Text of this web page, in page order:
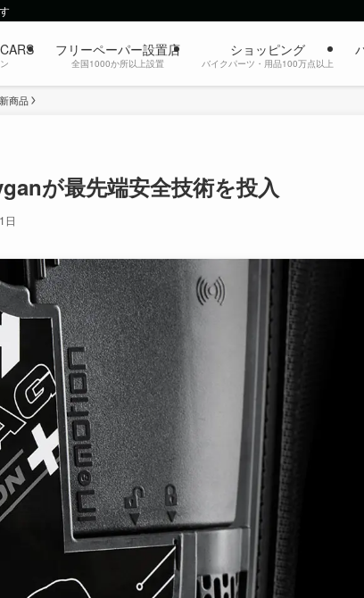
フリーペーパー設置店
全国1000か所以上設置
ショッピング
バイクパーツ・用品100万点以上
商品
が最先端安全技術を投入
日